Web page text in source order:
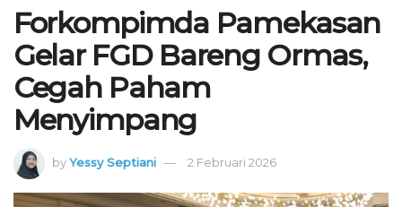
Forkompimda Pamekasan
Gelar FGD Bareng Ormas,
Cegah Paham
Menyimpang
byYessy Septiani 2 Februari 2026